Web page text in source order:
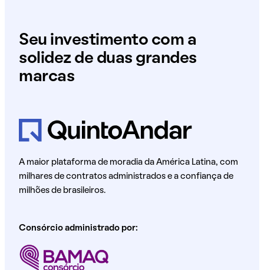
Seu investimento com a
solidez de duas grandes
marcas
A maior plataforma de moradia da América Latina, com
milhares de contratos administrados e a confiança de
milhões de brasileiros.
Consórcio administrado por: